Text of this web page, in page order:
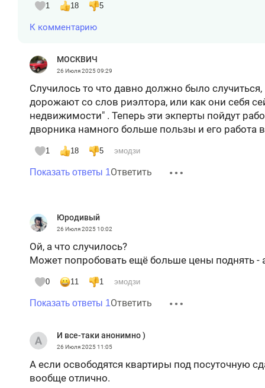
1 18 5
К комментарию
МОСКВИЧ
26 Июля 202509:29
Случилось то что давно должно было
дорожают со слов риэлтора, или как они себя
недвижимости" . Теперь эти экперты пойдут
дворника намного больше пользы и его работа
1 18 5 эмодзи
Показать ответы 1Ответить
Юрoдивый
26 Июля 202510:02
Ой, а что случилось?
Может попробовать ещё больше цены поднять -
0 11 1 эмодзи
Показать ответы 1Ответить
И все-таки анонимно )
26 Июля 202511:05
А если освободятся квартиры под посуточную
вообще отлично.